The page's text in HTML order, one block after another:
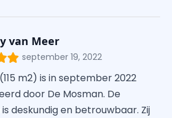
van Meer
september 19, 2022
m2) is in september 2022
door De Mosman. De
deskundig en betrouwbaar. Zij